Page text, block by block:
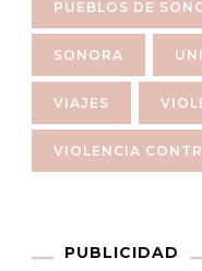
PUEBLOS DE
SONORA
VIAJES
VIOLENCIA
PUBLICIDAD